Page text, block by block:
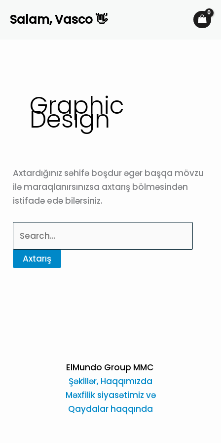
Salam, Vasco 👋
Graphic
Design
Axtardığınız səhifə boşdur əgər başqa mövzu
ilə maraqlanırsınızsa axtarış bölməsindən
istifadə edə bilərsiniz.
ElMundo Group MMC
Şəkillər, Haqqımızda
Məxfilik siyasətimiz və
Qaydalar haqqında